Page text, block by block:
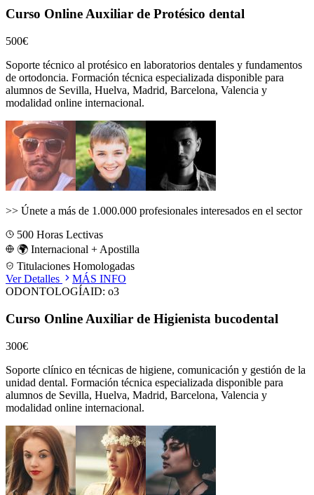
Curso Online Auxiliar de Protésico dental
500€
Soporte técnico al protésico en laboratorios dentales y fundamentos
de ortodoncia. Formación técnica especializada disponible para
alumnos de Sevilla, Huelva, Madrid, Barcelona, Valencia y
modalidad online internacional.
>> Únete a más de 1.000.000 profesionales interesados en el sector
500 Horas Lectivas
🌍 Internacional + Apostilla
Titulaciones Homologadas
Ver Detalles
MÁS INFO
ODONTOLOGÍAID: o3
Curso Online Auxiliar de Higienista bucodental
300€
Soporte clínico en técnicas de higiene, comunicación y gestión de la
unidad dental. Formación técnica especializada disponible para
alumnos de Sevilla, Huelva, Madrid, Barcelona, Valencia y
modalidad online internacional.